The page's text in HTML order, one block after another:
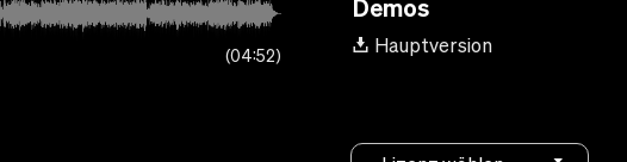
04:52
Demos
Hauptversion